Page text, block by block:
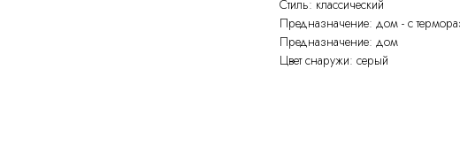
Стиль: классический
Предназначение: дом - с
Предназначение: дом
Цвет снаружи: серый